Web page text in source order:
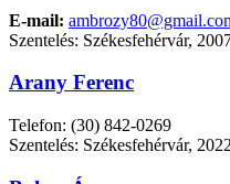
E-mail:
Szentelés: Székesfehérvár,
Arany Ferenc
Telefon: (30) 842-0269
Szentelés: Székesfehérvár,